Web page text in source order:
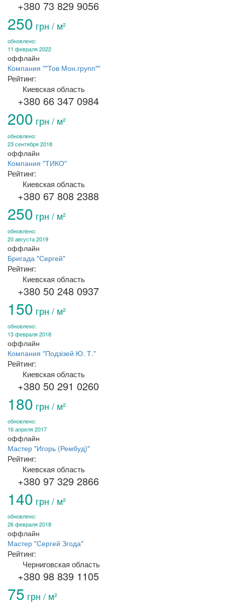
+380 73 829 9056
250 грн / м²
обновлено:
11 февраля 2022
оффлайн
Компания ""Тов Мон.групп""
Рейтинг:
Киевская область
+380 66 347 0984
200 грн / м²
обновлено:
23 сентября 2018
оффлайн
Компания "ТИКО"
Рейтинг:
Киевская область
+380 67 808 2388
250 грн / м²
обновлено:
20 августа 2019
оффлайн
Бригада "Сергей"
Рейтинг:
Киевская область
+380 50 248 0937
150 грн / м²
обновлено:
13 февраля 2018
оффлайн
Компания "Подзізей Ю. Т."
Рейтинг:
Киевская область
+380 50 291 0260
180 грн / м²
обновлено:
16 апреля 2017
оффлайн
Мастер "Игорь (Рембуд)"
Рейтинг:
Киевская область
+380 97 329 2866
140 грн / м²
обновлено:
26 февраля 2018
оффлайн
Мастер "Сергей Згода"
Рейтинг:
Черниговская область
+380 98 839 1105
75 грн / м²